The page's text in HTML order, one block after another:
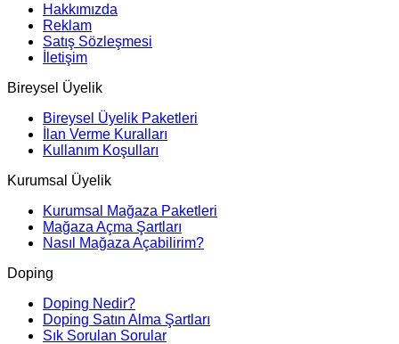
Hakkımızda
Reklam
Satış Sözleşmesi
İletişim
Bireysel Üyelik
Bireysel Üyelik Paketleri
İlan Verme Kuralları
Kullanım Koşulları
Kurumsal Üyelik
Kurumsal Mağaza Paketleri
Mağaza Açma Şartları
Nasıl Mağaza Açabilirim?
Doping
Doping Nedir?
Doping Satın Alma Şartları
Sık Sorulan Sorular